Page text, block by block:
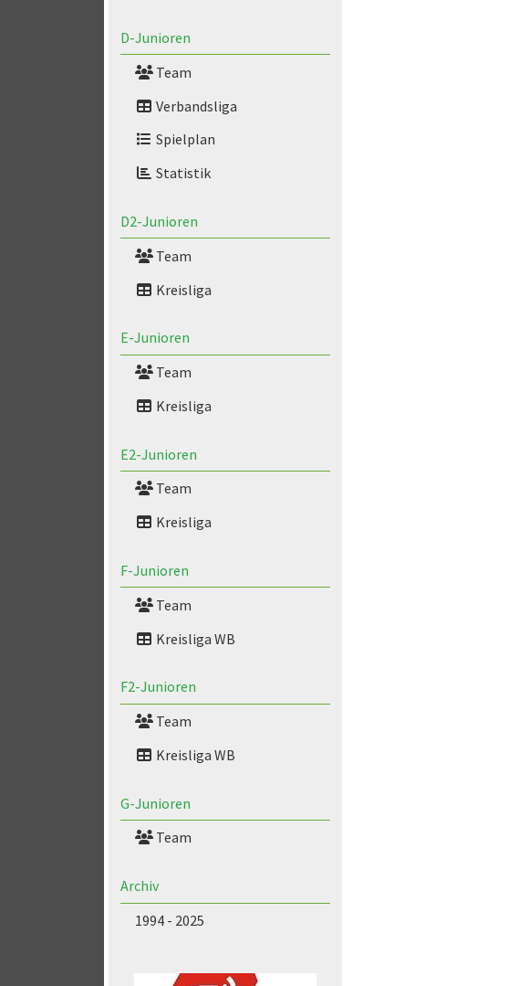
D-Junioren
Team
Verbandsliga
Spielplan
Statistik
D2-Junioren
Team
Kreisliga
E-Junioren
Team
Kreisliga
E2-Junioren
Team
Kreisliga
F-Junioren
Team
Kreisliga WB
F2-Junioren
Team
Kreisliga WB
G-Junioren
Team
Archiv
1994 - 2025